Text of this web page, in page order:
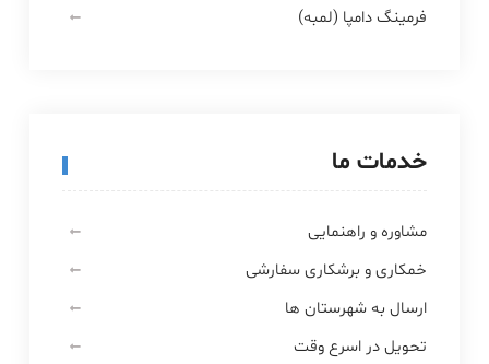
فرمینگ دامپا (لمبه)
خدمات ما
مشاوره و راهنمایی
خمکاری و برشکاری سفارشی
ارسال به شهرستان ها
تحویل در اسرع وقت